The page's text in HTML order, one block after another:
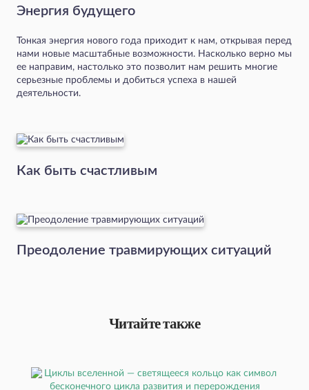
Энергия будущего
Тонкая энергия нового года приходит к нам, открывая перед
нами новые масштабные возможности. Насколько верно мы
ее направим, настолько это позволит нам решить многие
серьезные проблемы и добиться успеха в нашей
деятельности.
Как быть счастливым
Преодоление травмирующих ситуаций
Читайте также